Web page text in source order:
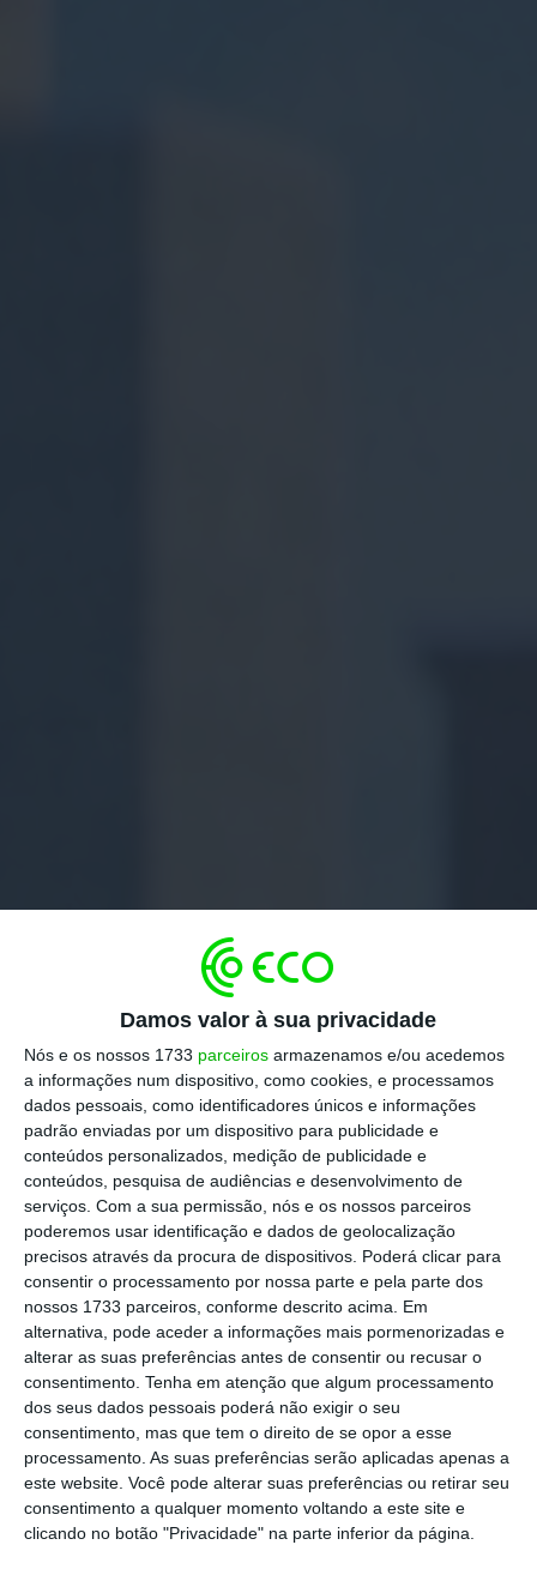
Damos valor à sua privacidade
Nós e os nossos 1733 parceiros armazenamos e/ou acedemos
a informações num dispositivo, como cookies, e processamos
dados pessoais, como identificadores únicos e informações
padrão enviadas por um dispositivo para publicidade e
conteúdos personalizados, medição de publicidade e
conteúdos, pesquisa de audiências e desenvolvimento de
serviços. Com a sua permissão, nós e os nossos parceiros
poderemos usar identificação e dados de geolocalização
precisos através da procura de dispositivos. Poderá clicar para
consentir o processamento por nossa parte e pela parte dos
nossos 1733 parceiros, conforme descrito acima. Em
alternativa, pode aceder a informações mais pormenorizadas e
alterar as suas preferências antes de consentir ou recusar o
consentimento. Tenha em atenção que algum processamento
dos seus dados pessoais poderá não exigir o seu
consentimento, mas que tem o direito de se opor a esse
processamento. As suas preferências serão aplicadas apenas a
este website. Você pode alterar suas preferências ou retirar seu
consentimento a qualquer momento voltando a este site e
clicando no botão "Privacidade" na parte inferior da página.